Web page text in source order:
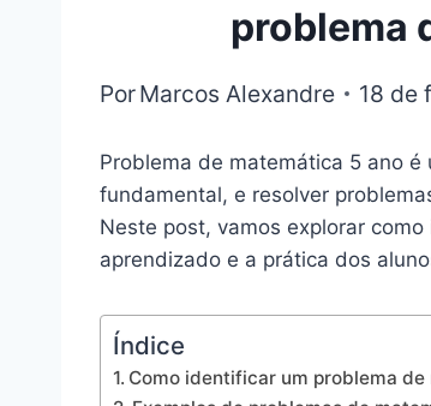
problema
PorMarcos Alexandre 18 de
Problema de matemática 5 ano
fundamental, e resolver
Neste post, vamos explorar
aprendizado e a prática dos
Índice
Como identificar um problema